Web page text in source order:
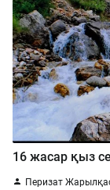
16 жасар қыз
Перизат